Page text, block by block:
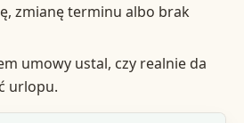
zmianę terminu albo brak
umowy ustal, czy realnie da
urlopu.